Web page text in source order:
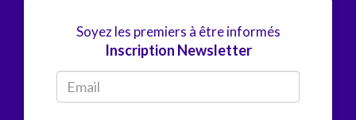
Soyez les premiers à être informés
Inscription Newsletter